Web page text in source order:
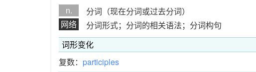
n.
分词（现在分词或过去分词）
网络
分词形式；分词的相关语法；分词构句
词形变化
复数： participles